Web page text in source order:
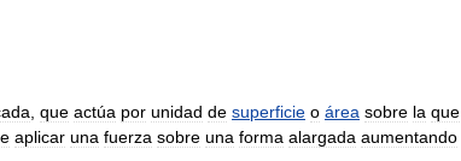
que actúa por unidad de superficie o área sobre la que
aplicar una fuerza sobre una forma alargada aumentando